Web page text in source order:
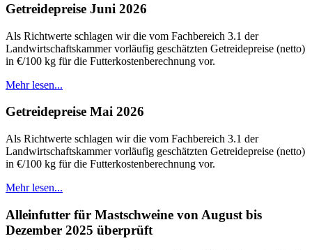
Getreidepreise Juni 2026
Als Richtwerte schlagen wir die vom Fachbereich 3.1 der
Landwirtschaftskammer vorläufig geschätzten Getreidepreise (netto)
in €/100 kg für die Futterkostenberechnung vor.
Mehr lesen...
Getreidepreise Mai 2026
Als Richtwerte schlagen wir die vom Fachbereich 3.1 der
Landwirtschaftskammer vorläufig geschätzten Getreidepreise (netto)
in €/100 kg für die Futterkostenberechnung vor.
Mehr lesen...
Alleinfutter für Mastschweine von August bis
Dezember 2025 überprüft